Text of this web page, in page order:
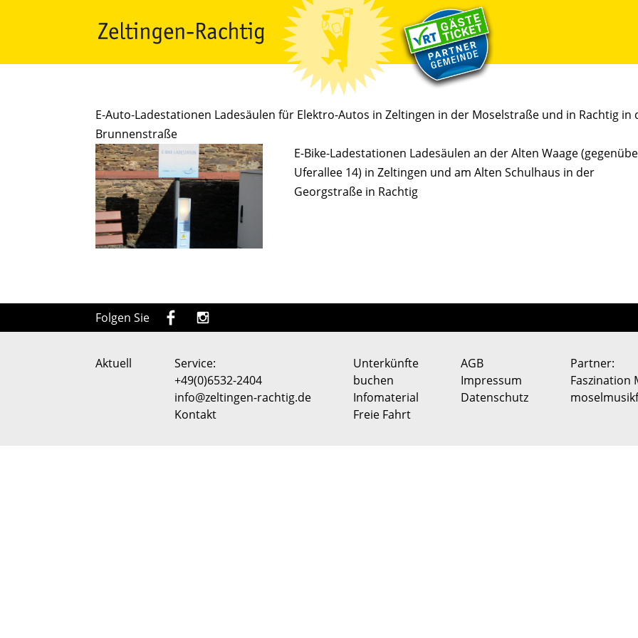
E-Auto-Ladestationen Ladesäulen für Elektro-Autos in Zeltingen in der Moselstraße und in Rachtig in
Brunnenstraße
E-Bike-Ladestationen Ladesäulen an der Alten Waage
Uferallee 14) in Zeltingen und am Alten Schulhaus in der
Georgstraße in Rachtig
Folgen Sie
Aktuell
Service:
+49(0)6532-2404
info@zeltingen-rachtig.de
Kontakt
Unterkünfte
buchen
Infomaterial
Freie Fahrt
AGB
Impressum
Datenschutz
Partner:
Faszination